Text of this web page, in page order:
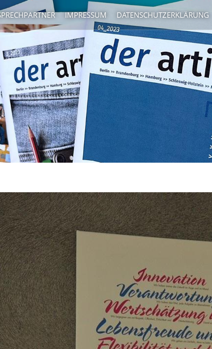
DATENSCHUTZERKLÄRUNG
IMPRESSUM